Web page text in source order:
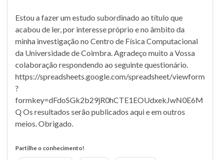
Estou a fazer um estudo subordinado ao título que
acabou de ler, por interesse próprio e no âmbito da
minha investigação no Centro de Física Computacional
da Universidade de Coimbra. Agradeço muito a Vossa
colaboração respondendo ao seguinte questionário.
https://spreadsheets.google.com/spreadsheet/viewform
?
formkey=dFdoSGk2b29jR0hCTE1EOUdxekJwN0E6M
Q Os resultados serão publicados aqui e em outros
meios. Obrigado.
Partilhe o conhecimento!